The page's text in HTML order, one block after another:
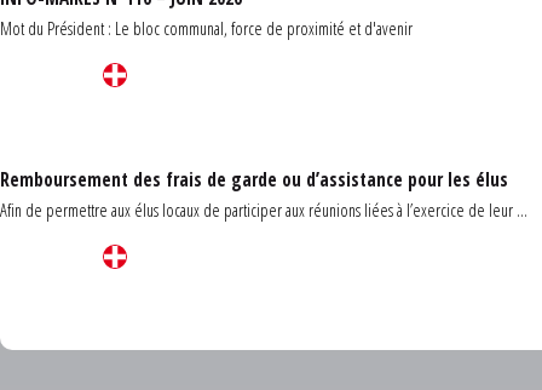
Mot du Président : Le bloc communal, force de proximité et d'avenir
Remboursement des frais de garde ou d’assistance pour les élus
Afin de permettre aux élus locaux de participer aux réunions liées à l’exercice de leur ...